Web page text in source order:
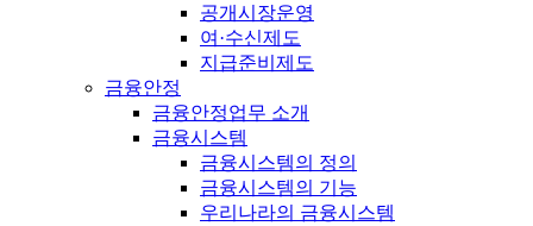
공개시장운영
여·수신제도
지급준비제도
금융안정
금융안정업무 소개
금융시스템
금융시스템의 정의
금융시스템의 기능
우리나라의 금융시스템